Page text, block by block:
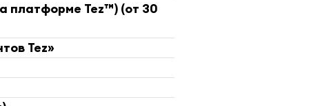
платформе Tez™) (от 30
Tez»